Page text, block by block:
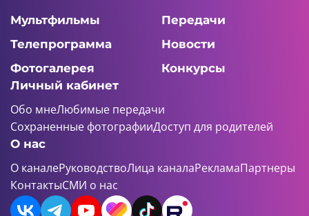
Мультфильмы
Передачи
Телепрограмма
Новости
Фотогалерея
Конкурсы
Личный кабинет
Обо мнеЛюбимые передачи
Сохраненные фотографииДоступ для родителей
О нас
О каналеРуководствоЛица каналаРекламаПартнеры
КонтактыСМИ о нас